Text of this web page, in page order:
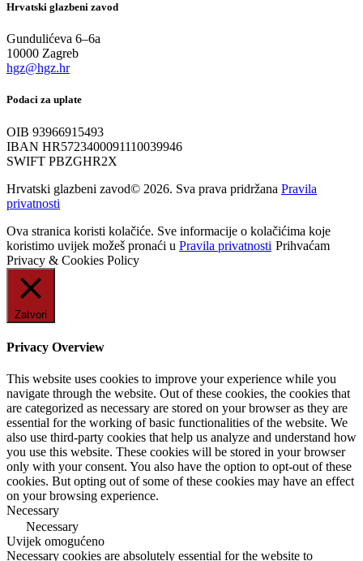
Hrvatski glazbeni zavod
Gundulićeva 6–6a
10000 Zagreb
hgz@hgz.hr
Podaci za uplate
OIB 93966915493
IBAN HR5723400091110039946
SWIFT PBZGHR2X
Hrvatski glazbeni zavod© 2026. Sva prava pridržana Pravila
privatnosti
Ova stranica koristi kolačiće. Sve informacije o kolačićima koje
koristimo uvijek možeš pronaći u Pravila privatnosti Prihvaćam
Privacy & Cookies Policy
Zatvori
Privacy Overview
This website uses cookies to improve your experience while you
navigate through the website. Out of these cookies, the cookies that
are categorized as necessary are stored on your browser as they are
essential for the working of basic functionalities of the website. We
also use third-party cookies that help us analyze and understand how
you use this website. These cookies will be stored in your browser
only with your consent. You also have the option to opt-out of these
cookies. But opting out of some of these cookies may have an effect
on your browsing experience.
Necessary
Necessary
Uvijek omogućeno
Necessary cookies are absolutely essential for the website to